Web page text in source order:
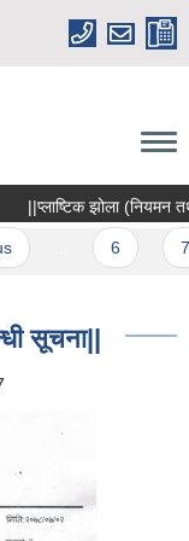
||प्लाष्टिक झोला (नियमन तथा
सूचना||